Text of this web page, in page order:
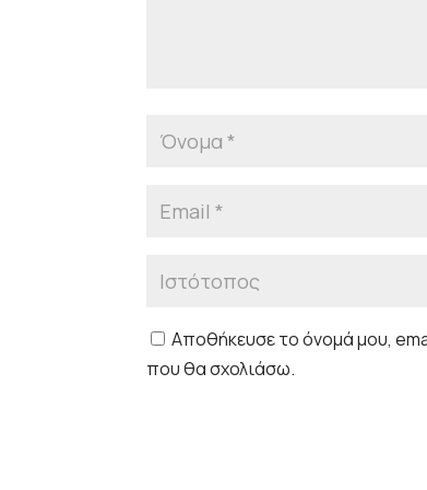
Αποθήκευσε το όνομά μου,
που θα σχολιάσω.